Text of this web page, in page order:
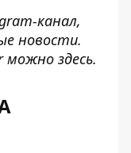
канал,
новости.
можно здесь.